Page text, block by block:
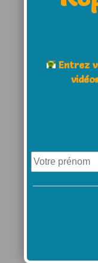
Save
next
émail.
Entrez